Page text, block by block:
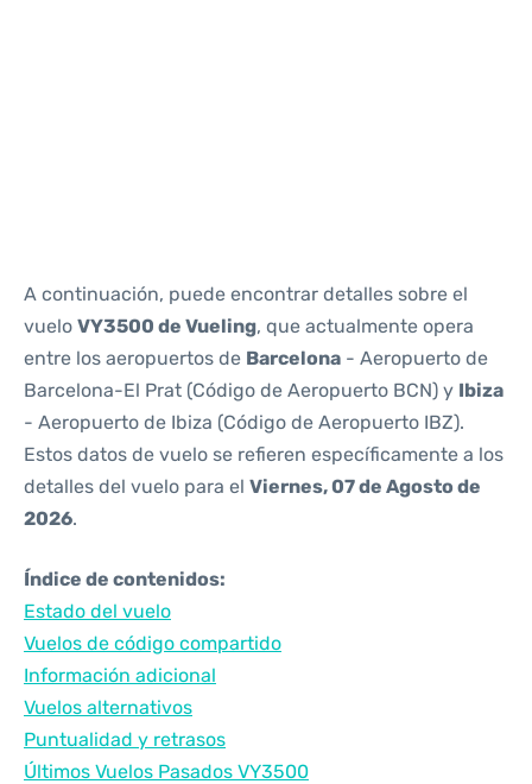
A continuación, puede encontrar detalles sobre el
vuelo VY3500 de Vueling, que actualmente opera
entre los aeropuertos de Barcelona - Aeropuerto de
Barcelona-El Prat (Código de Aeropuerto BCN) y Ibiza
- Aeropuerto de Ibiza (Código de Aeropuerto IBZ).
Estos datos de vuelo se refieren específicamente a los
detalles del vuelo para el Viernes, 07 de Agosto de
2026.
Índice de contenidos:
Estado del vuelo
Vuelos de código compartido
Información adicional
Vuelos alternativos
Puntualidad y retrasos
Últimos Vuelos Pasados VY3500